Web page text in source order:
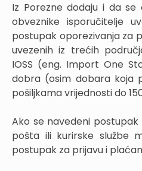
Iz Porezne dodaju i da se
obveznike isporučitelje
postupak oporezivanja za
uvezenih iz trećih
IOSS (eng. Import One
dobra (osim dobara koja
pošiljkama vrijednosti do
Ako se navedeni
pošta ili kurirske službe
postupak za prijavu i